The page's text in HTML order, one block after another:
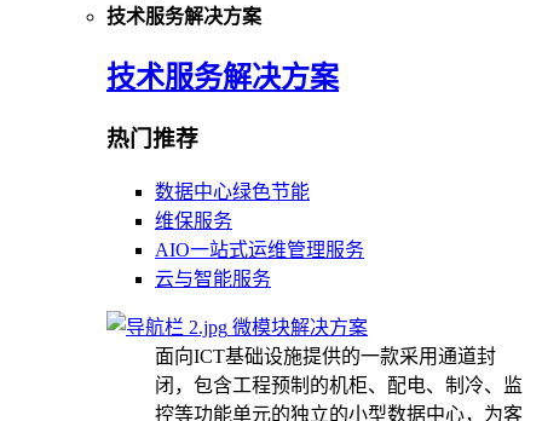
技术服务解决方案
技术服务解决方案
热门推荐
数据中心绿色节能
维保服务
AIO一站式运维管理服务
云与智能服务
微模块解决方案
面向ICT基础设施提供的一款采用通道封
闭，包含工程预制的机柜、配电、制冷、监
控等功能单元的独立的小型数据中心，为客